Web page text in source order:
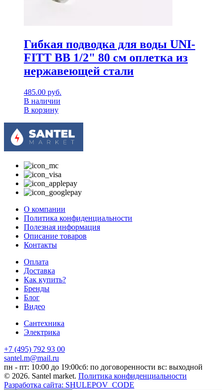
Гибкая подводка для воды UNI-
FITT ВВ 1/2" 80 см оплетка из
нержавеющей стали
485.00 руб.
В наличии
В корзину
О компании
Политика конфиденциальности
Полезная информация
Описание товаров
Контакты
Оплата
Доставка
Как купить?
Бренды
Блог
Видео
Сантехника
Электрика
+7 (495) 792 93 00
santel.m@mail.ru
пн - пт: 10:00 до 19:00сб: по договоренности вс: выходной
© 2026. Santel market. Политика конфиденциальности
Разработка сайта: SHULEPOV_CODE